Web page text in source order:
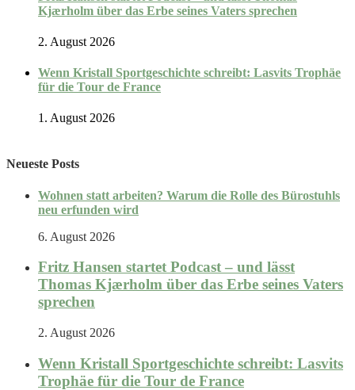
Kjærholm über das Erbe seines Vaters sprechen
2. August 2026
Wenn Kristall Sportgeschichte schreibt: Lasvits Trophäe
für die Tour de France
1. August 2026
Neueste Posts
Wohnen statt arbeiten? Warum die Rolle des Bürostuhls
neu erfunden wird
6. August 2026
Fritz Hansen startet Podcast – und lässt
Thomas Kjærholm über das Erbe seines Vaters
sprechen
2. August 2026
Wenn Kristall Sportgeschichte schreibt: Lasvits
Trophäe für die Tour de France